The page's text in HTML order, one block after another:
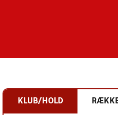
KLUB/HOLD